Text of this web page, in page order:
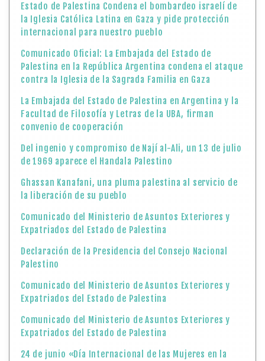
Estado de Palestina Condena el bombardeo israelí de
la Iglesia Católica Latina en Gaza y pide protección
internacional para nuestro pueblo
Comunicado Oficial: La Embajada del Estado de
Palestina en la República Argentina condena el ataque
contra la Iglesia de la Sagrada Familia en Gaza
La Embajada del Estado de Palestina en Argentina y la
Facultad de Filosofía y Letras de la UBA, firman
convenio de cooperación
Del ingenio y compromiso de Nají al-Ali, un 13 de julio
de 1969 aparece el Handala Palestino
Ghassan Kanafani, una pluma palestina al servicio de
la liberación de su pueblo
Comunicado del Ministerio de Asuntos Exteriores y
Expatriados del Estado de Palestina
Declaración de la Presidencia del Consejo Nacional
Palestino
Comunicado del Ministerio de Asuntos Exteriores y
Expatriados del Estado de Palestina
Comunicado del Ministerio de Asuntos Exteriores y
Expatriados del Estado de Palestina
24 de junio «Día Internacional de las Mujeres en la